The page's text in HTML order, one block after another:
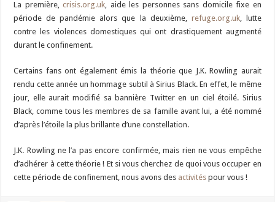
La première,crisis.org.uk, aide les personnes sans domicile fixe en
période de pandémie alors que la deuxième, refuge.org.uk, lutte
contre les violences domestiques qui ont drastiquement augmenté
durant le confinement.
Certains fans ont également émis la théorie que J.K. Rowling aurait
rendu cette année un hommage subtil à Sirius Black. En effet, le même
jour, elle aurait modifié sa bannière Twitter en un ciel étoilé. Sirius
Black, comme tous les membres de sa famille avant lui, a été nommé
d’après l’étoile la plus brillante d’une constellation.
J.K. Rowling ne l’a pas encore confirmée, mais rien ne vous empêche
d’adhérer à cette théorie ! Et si vous cherchez de quoi vous occuper en
cette période de confinement, nous avons des activitéspour vous !